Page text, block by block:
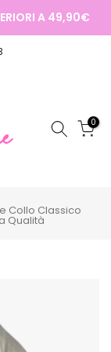
A 49,90€
0
Collo Classico
Qualità